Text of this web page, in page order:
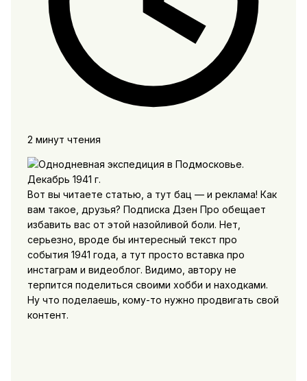
2 минут чтения
Вот вы читаете статью, а тут бац — и реклама! Как
вам такое, друзья? Подписка Дзен Про обещает
избавить вас от этой назойливой боли. Нет,
серьезно, вроде бы интересный текст про
события 1941 года, а тут просто вставка про
инстаграм и видеоблог. Видимо, автору не
терпится поделиться своими хобби и находками.
Ну что поделаешь, кому-то нужно продвигать свой
контент.